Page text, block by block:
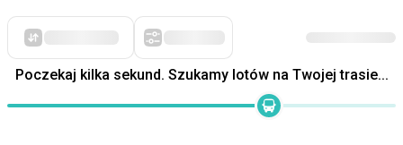
Po pierwsze, tanie